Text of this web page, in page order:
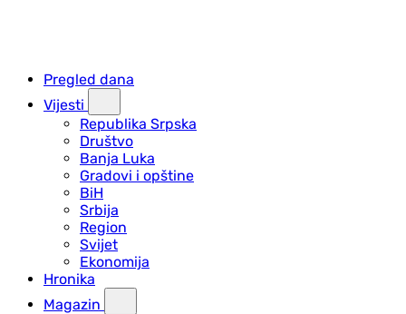
Pregled dana
Vijesti
Republika Srpska
Društvo
Banja Luka
Gradovi i opštine
BiH
Srbija
Region
Svijet
Ekonomija
Hronika
Magazin